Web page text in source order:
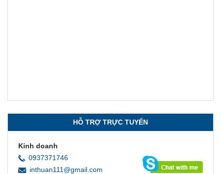
HỖ TRỢ TRỰC TUYẾN
Kinh doanh
0937371746
inthuan111@gmail.com